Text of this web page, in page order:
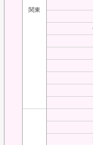
関東